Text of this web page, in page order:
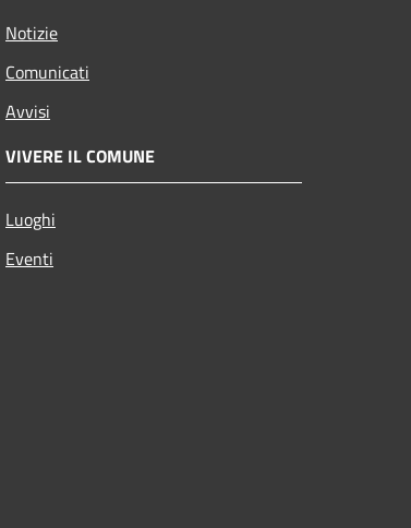
Notizie
Comunicati
Avvisi
VIVERE IL COMUNE
Luoghi
Eventi